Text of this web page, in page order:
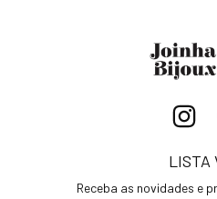
LISTA
Receba as novidades e